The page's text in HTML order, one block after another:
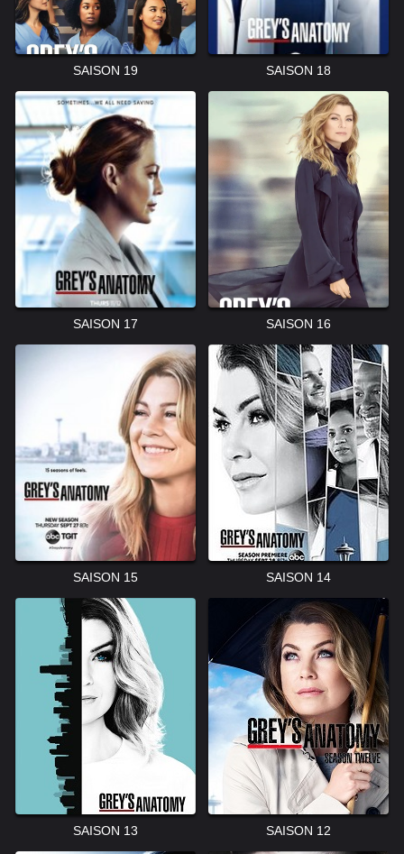
SAISON 19 SAISON 18
SAISON 17 SAISON 16
SAISON 15 SAISON 14
SAISON 13 SAISON 12